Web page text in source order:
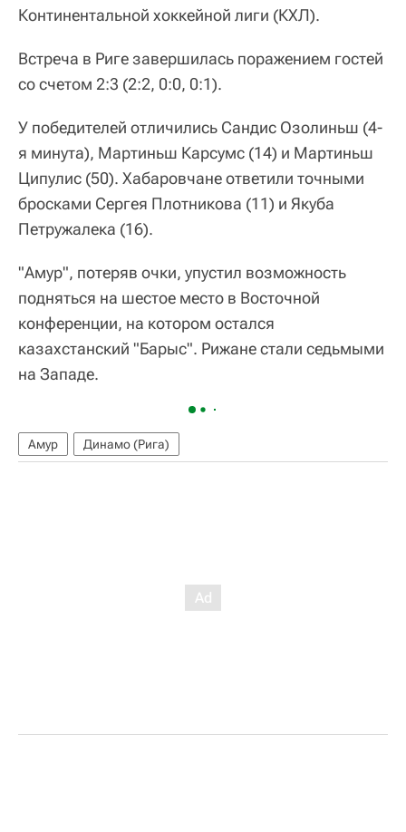
Континентальной хоккейной лиги (КХЛ).
Встреча в Риге завершилась поражением гостей
со счетом 2:3 (2:2, 0:0, 0:1).
У победителей отличились Сандис Озолиньш (4-
я минута), Мартиньш Карсумс (14) и Мартиньш
Ципулис (50). Хабаровчане ответили точными
бросками Сергея Плотникова (11) и Якуба
Петружалека (16).
"Амур", потеряв очки, упустил возможность
подняться на шестое место в Восточной
конференции, на котором остался
казахстанский "Барыс". Рижане стали седьмыми
на Западе.
Амур Динамо (Рига)